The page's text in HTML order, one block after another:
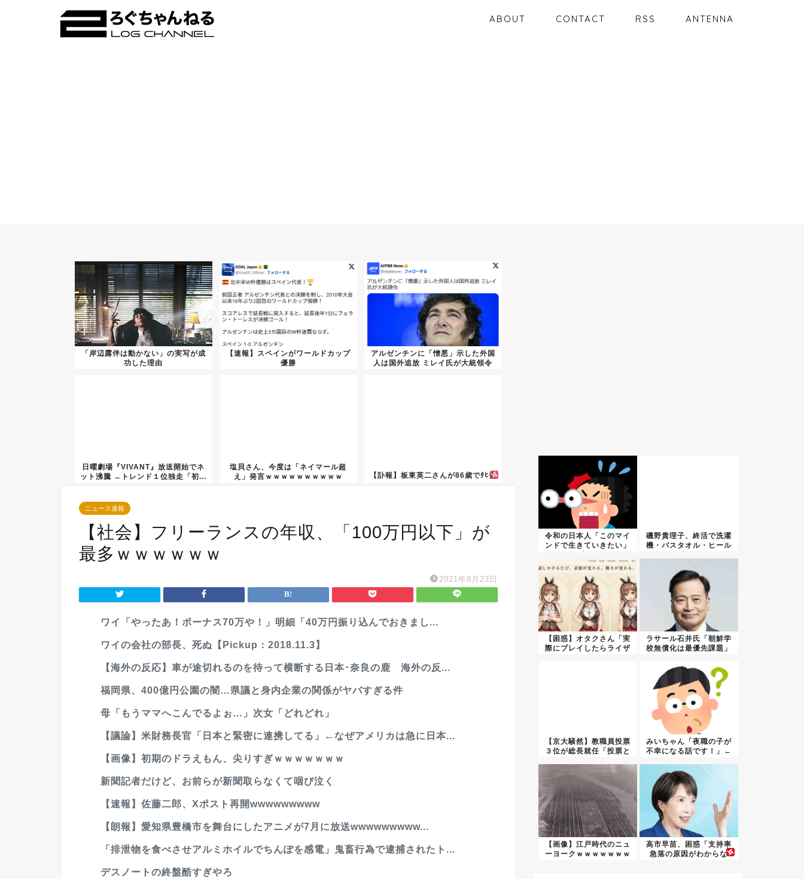
ABOUT CONTACT RSS ANTENNA
「岸辺露伴は動かない」の実写が成
功した理由
【速報】スペインがワールドカップ
優勝
アルゼンチンに「憎悪」示した外国
人は国外追放 ミレイ氏が大統領令
日曜劇場『VIVANT』放送開始でネ
ット沸騰 →トレンド１位独走「初...
塩貝さん、今度は「ネイマール超
え」発言ｗｗｗｗｗｗｗｗｗｗ
【訃報】板東英二さんが86歳でﾀﾋ去
ニュース速報
【社会】フリーランスの年収、「100万円以下」が
最多ｗｗｗｗｗｗ
2021年8月23日
ワイ「やったあ！ボーナス70万や！」明細「40万円振り込んでおきまし...
ワイの会社の部長、死ぬ【Pickup：2018.11.3】
【海外の反応】車が途切れるのを待って横断する日本･奈良の鹿 海外の反...
福岡県、400億円公園の闇…県議と身内企業の関係がヤバすぎる件
母「もうママへこんでるよぉ…」次女「どれどれ」
【議論】米財務長官「日本と緊密に連携してる」←なぜアメリカは急に日本...
【画像】初期のドラえもん、尖りすぎｗｗｗｗｗｗｗ
新聞記者だけど、お前らが新聞取らなくて咽び泣く
【速報】佐藤二郎、Xポスト再開wwwwwwwww
【朗報】愛知県豊橋市を舞台にしたアニメが7月に放送wwwwwwwww...
「排泄物を食べさせアルミホイルでちんぽを感電」鬼畜行為で逮捕されたト...
デスノートの終盤酷すぎやろ
令和の日本人「このマイ
ンドで生きていきたい」
磯野貴理子、終活で洗濯
機・バスタオル・ヒール
【困惑】オタクさん「実
際にプレイしたらライザ
ラサール石井氏「朝鮮学
校無償化は最優先課題」
【京大騒然】教職員投票
３位が総長就任「投票と
みいちゃん「夜職の子が
不幸になる話です！」←
【画像】江戸時代のニュ
ーヨークｗｗｗｗｗｗｗ
高市早苗、困惑「支持率
急落の原因がわからな